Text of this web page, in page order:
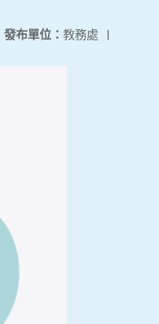
發布單位： 教務處 |